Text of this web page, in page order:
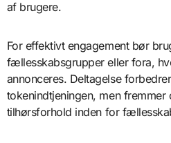
af brugere.
For effektivt engagement bør
fællesskabsgrupper eller fora,
annonceres. Deltagelse
tokenindtjeningen, men fremmer
tilhørsforhold inden for